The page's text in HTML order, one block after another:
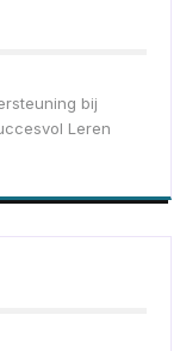
bij
Leren